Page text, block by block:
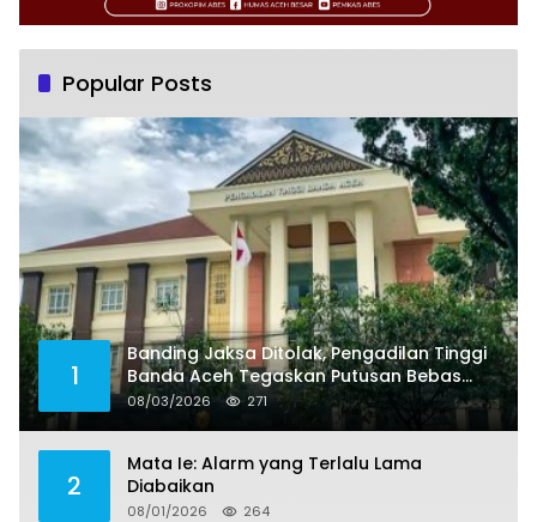
Popular Posts
1
Banding Jaksa Ditolak, Pengadilan Tinggi
Banda Aceh Tegaskan Putusan Bebas
Dua Terdakwa Korupsi Tak Bisa Diajukan
08/03/2026 271
2
Mata Ie: Alarm yang Terlalu Lama
Diabaikan
08/01/2026 264